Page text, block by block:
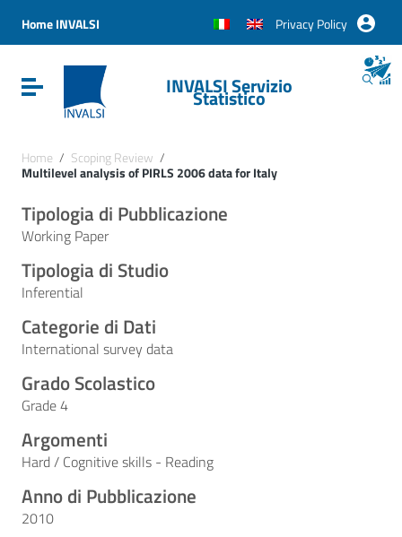
Vai al menu di navigazione
Vai al footer
Home INVALSI Privacy Policy
Attiva / disattiva la navigazioneINVALSI Servizio
Statistico
Home / Scoping Review /
Multilevel analysis of PIRLS 2006 data for Italy
Tipologia di Pubblicazione
Working Paper
Tipologia di Studio
Inferential
Categorie di Dati
International survey data
Grado Scolastico
Grade 4
Argomenti
Hard / Cognitive skills - Reading
Anno di Pubblicazione
2010